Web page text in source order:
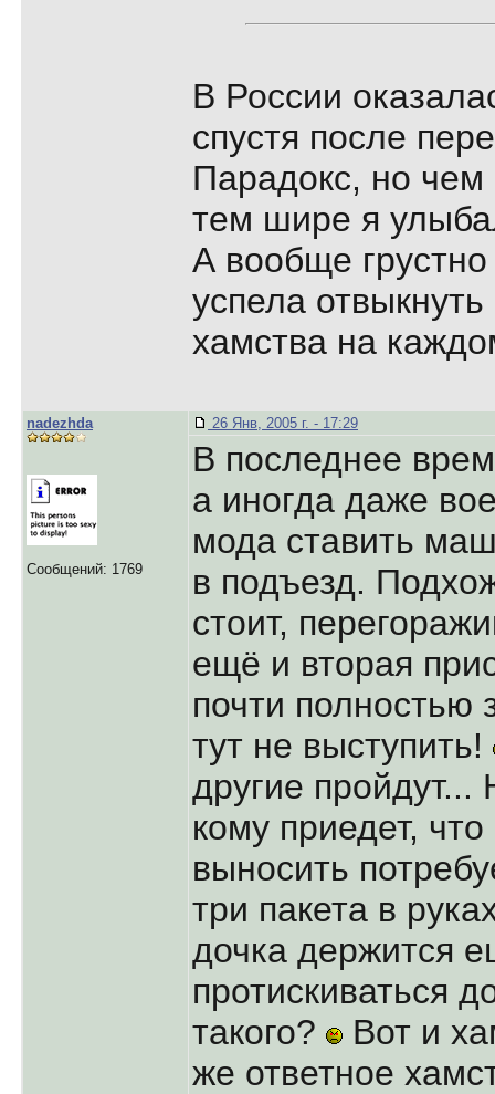
В России
спустя после
Парадокс, но
тем шире я
А вообще
успела отвыкнуть
хамства на
nadezhda
Сообщений: 1769
26 Янв, 2005 г. - 17:29
В последнее
а иногда даже
мода ставить
в подъезд.
стоит,
ещё и вторая
почти полностью
тут не выступить!
другие пройдут...
кому приедет,
выносить
три пакета в
дочка держится
протискиваться
такого?
Вот и
же ответное